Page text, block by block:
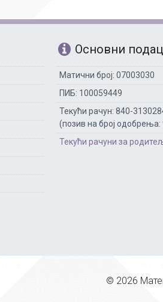
Основни
Матични број: 07003030
ПИБ: 100059449
Текући рачун: 840-
(позив на број
Текући рачуни за
© 2026